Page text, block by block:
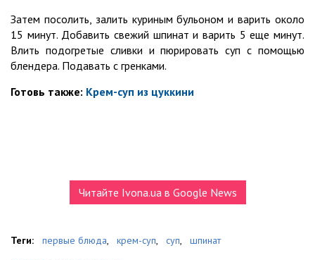
Затем посолить, залить куриным бульоном и варить около
15 минут. Добавить свежий шпинат и варить 5 еще минут.
Влить подогретые сливки и пюрировать суп с помощью
блендера. Подавать с гренками.
Готовь также: Крем-суп из цуккини
Читайте Ivona.ua в Google News
Теги: первые блюда крем-суп суп шпинат